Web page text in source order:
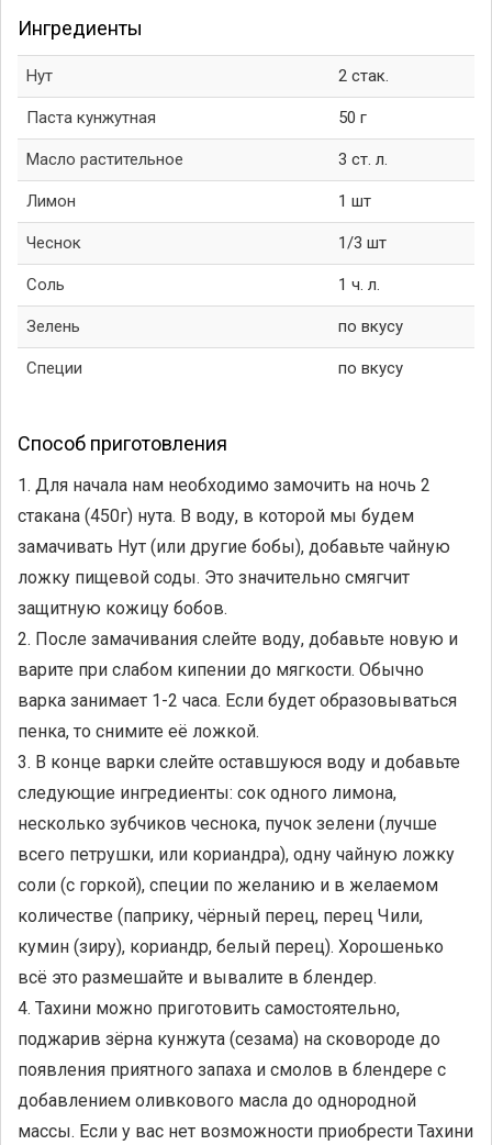
Ингредиенты
Нут 2 стак.
Паста кунжутная 50 г
Масло растительное 3 ст. л.
Лимон 1 шт
Чеснок 1/3 шт
Соль 1 ч. л.
Зелень по вкусу
Специи по вкусу
Способ приготовления
1. Для начала нам необходимо замочить на ночь 2
стакана (450г) нута. В воду, в которой мы будем
замачивать Нут (или другие бобы), добавьте чайную
ложку пищевой соды. Это значительно смягчит
защитную кожицу бобов.
2. После замачивания слейте воду, добавьте новую и
варите при слабом кипении до мягкости. Обычно
варка занимает 1-2 часа. Если будет образовываться
пенка, то снимите её ложкой.
3. В конце варки слейте оставшуюся воду и добавьте
следующие ингредиенты: сок одного лимона,
несколько зубчиков чеснока, пучок зелени (лучше
всего петрушки, или кориандра), одну чайную ложку
соли (с горкой), специи по желанию и в желаемом
количестве (паприку, чёрный перец, перец Чили,
кумин (зиру), кориандр, белый перец). Хорошенько
всё это размешайте и вывалите в блендер.
4. Тахини можно приготовить самостоятельно,
поджарив зёрна кунжута (сезама) на сковороде до
появления приятного запаха и смолов в блендере с
добавлением оливкового масла до однородной
массы. Если у вас нет возможности приобрести Тахини